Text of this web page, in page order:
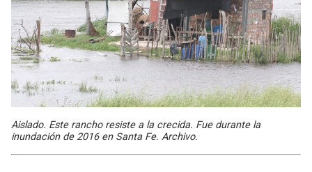
Aislado. Este rancho resiste a la crecida. Fue durante la
inundación de 2016 en Santa Fe. Archivo.